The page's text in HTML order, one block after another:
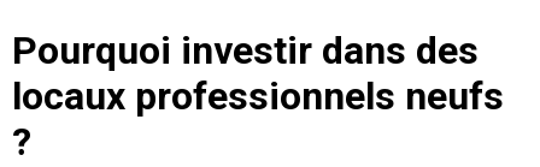
Pourquoi investir dans des
locaux professionnels neufs
?